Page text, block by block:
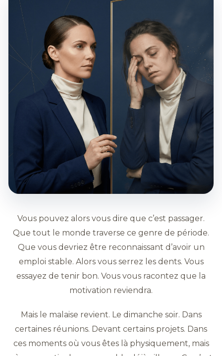
Vous pouvez alors vous dire que c’est passager.
Que tout le monde traverse ce genre de période.
Que vous devriez être reconnaissant d’avoir un
emploi stable. Alors vous serrez les dents. Vous
essayez de tenir bon. Vous vous racontez que la
motivation reviendra.
Mais le malaise revient. Le dimanche soir. Dans
certaines réunions. Devant certains projets. Dans
ces moments où vous êtes là physiquement, mais